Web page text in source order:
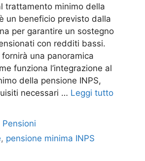
trattamento minimo della
un beneficio previsto dalla
per garantire un sostegno
con redditi bassi.
una panoramica
funziona l’integrazione al
della pensione INPS,
necessari … Leggi tutto
, pensione minima INPS